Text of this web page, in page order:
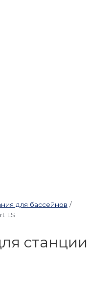
для бассейнов /
LS
станции